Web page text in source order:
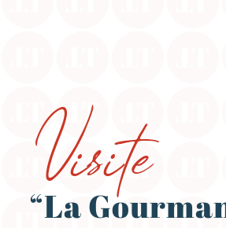
Visite
“La